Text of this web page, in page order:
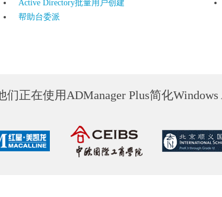
Active Directory批量用户创建
帮助台委派
们正在使用ADManager Plus简化